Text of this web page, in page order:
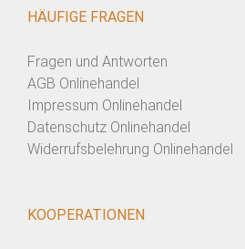
HÄUFIGE FRAGEN
Fragen und Antworten
AGB Onlinehandel
Impressum Onlinehandel
Datenschutz Onlinehandel
Widerrufsbelehrung Onlinehandel
KOOPERATIONEN